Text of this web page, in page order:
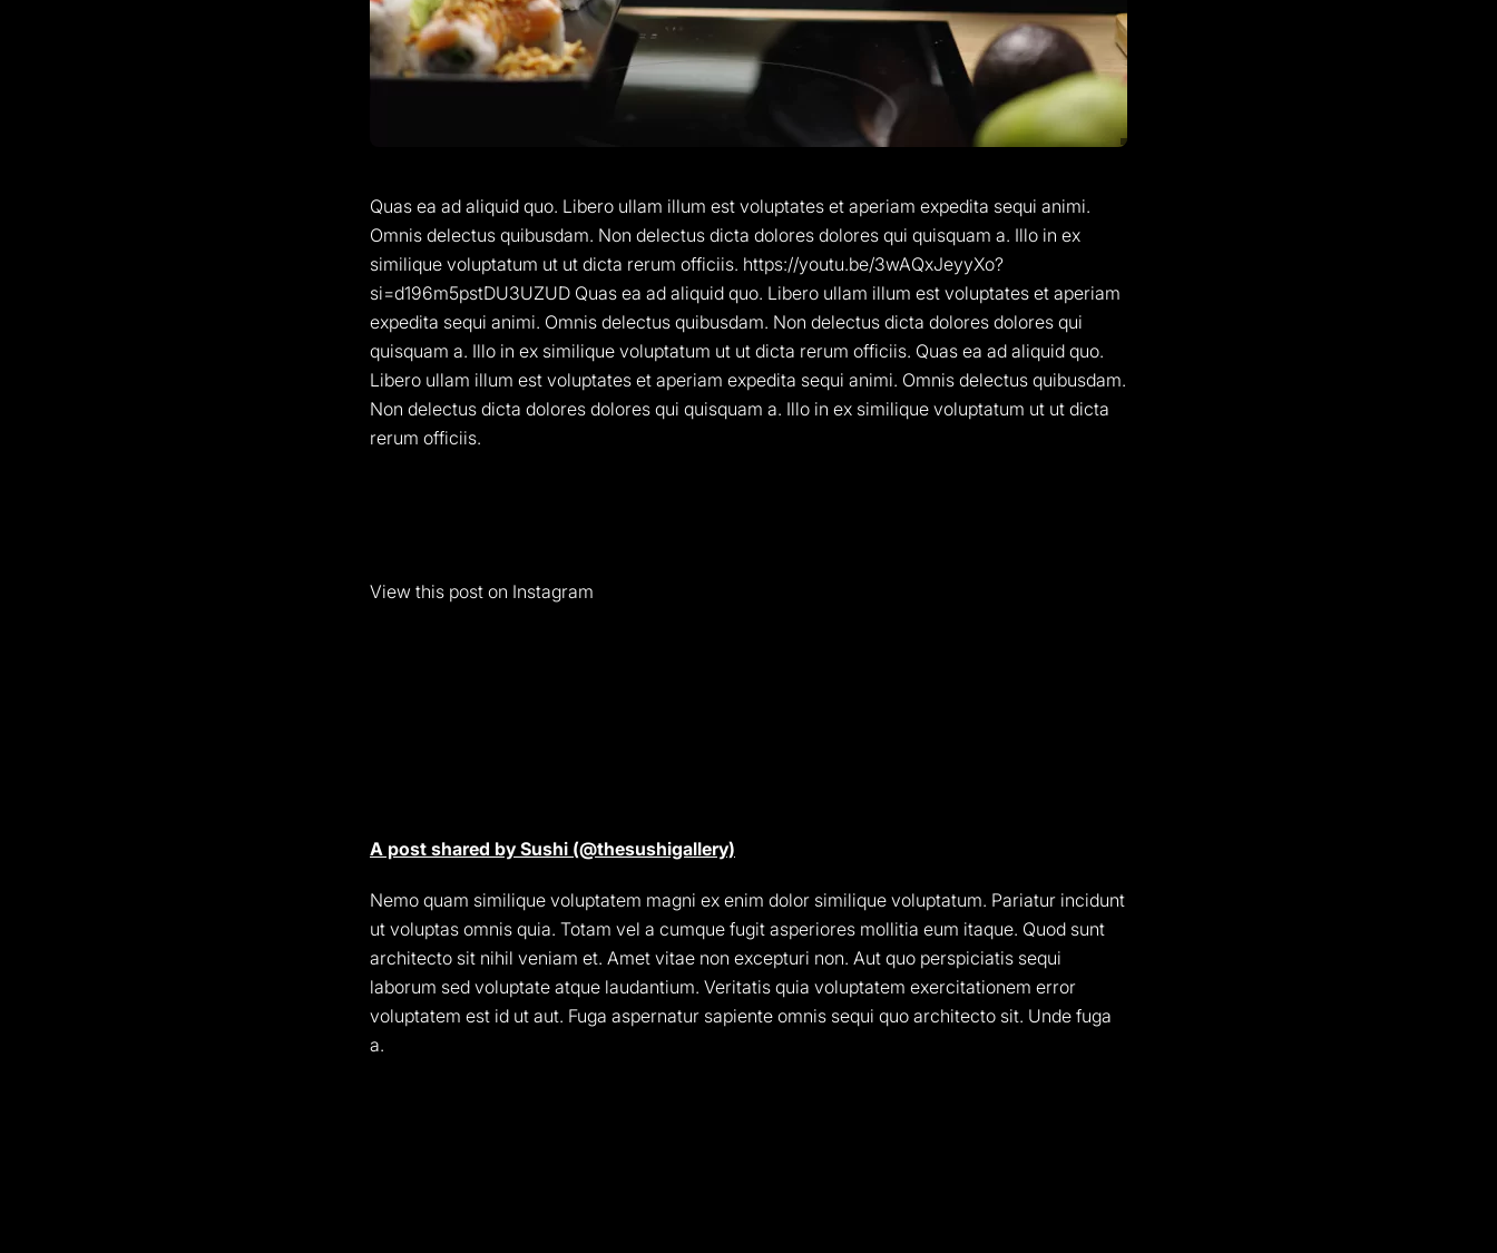
Quas ea ad aliquid quo. Libero ullam illum est voluptates et aperiam expedita sequi animi.
Omnis delectus quibusdam. Non delectus dicta dolores dolores qui quisquam a. Illo in ex
similique voluptatum ut ut dicta rerum officiis. https://youtu.be/3wAQxJeyyXo?
si=d196m5pstDU3UZUD Quas ea ad aliquid quo. Libero ullam illum est voluptates et aperiam
expedita sequi animi. Omnis delectus quibusdam. Non delectus dicta dolores dolores qui
quisquam a. Illo in ex similique voluptatum ut ut dicta rerum officiis. Quas ea ad aliquid quo.
Libero ullam illum est voluptates et aperiam expedita sequi animi. Omnis delectus quibusdam.
Non delectus dicta dolores dolores qui quisquam a. Illo in ex similique voluptatum ut ut dicta
rerum officiis.
View this post on Instagram
A post shared by Sushi (@thesushigallery)
Nemo quam similique voluptatem magni ex enim dolor similique voluptatum. Pariatur incidunt
ut voluptas omnis quia. Totam vel a cumque fugit asperiores mollitia eum itaque. Quod sunt
architecto sit nihil veniam et. Amet vitae non excepturi non. Aut quo perspiciatis sequi
laborum sed voluptate atque laudantium. Veritatis quia voluptatem exercitationem error
voluptatem est id ut aut. Fuga aspernatur sapiente omnis sequi quo architecto sit. Unde fuga
a.